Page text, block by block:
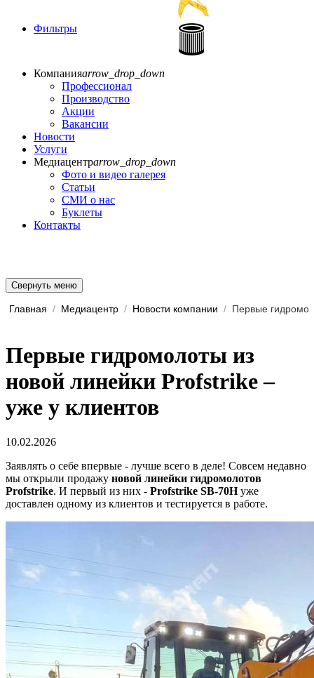
Фильтры
Компанияarrow_drop_down
Профессионал
Производство
Акции
Вакансии
Новости
Услуги
Медиацентрarrow_drop_down
Фото и видео галерея
Статьи
СМИ о нас
Буклеты
Контакты
Свернуть меню
Главная / Медиацентр / Новости компании /
Первые гидромолоты из
новой линейки Profstrike –
уже у клиентов
10.02.2026
Заявлять о себе впервые - лучше всего в деле! Совсем недавно
мы открыли продажу новой линейки гидромолотов
Profstrike. И первый из них - Profstrike SB-70Hуже
доставлен одному из клиентов и тестируется в работе.